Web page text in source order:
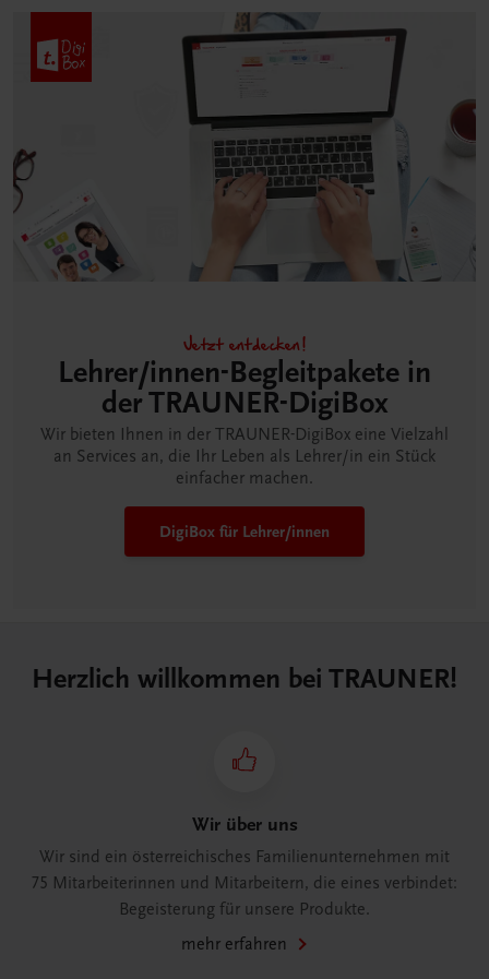
Jetzt entdecken!
Lehrer/innen-Begleitpakete in
der TRAUNER-DigiBox
Wir bieten Ihnen in der TRAUNER-DigiBox eine Vielzahl
an Services an, die Ihr Leben als Lehrer/in ein Stück
einfacher machen.
DigiBox für Lehrer/innen
Herzlich willkommen bei TRAUNER!
Wir über uns
Wir sind ein österreichisches Familienunternehmen mit
75 Mitarbeiterinnen und Mitarbeitern, die eines verbindet:
Begeisterung für unsere Produkte.
mehr erfahren